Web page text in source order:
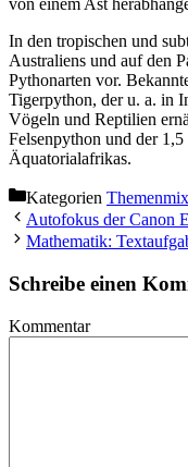
von einem Ast
In den tropischen und
Australiens und auf den
Pythonarten vor.
Tigerpython, der u. a. in
Vögeln und Reptilien
Felsenpython und der
Äquatorialafrikas.
Kategorien
Autofokus der Canon
Mathematik:
Schreibe einen
Kommentar